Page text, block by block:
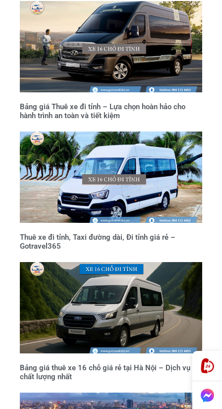
Bảng giá Thuê xe đi tỉnh – Lựa chọn hoàn hảo cho
hành trình an toàn và tiết kiệm
Thuê xe đi tỉnh, Taxi đường dài, Đi tỉnh giá rẻ –
Gotravel365
Bảng giá thuê xe 16 chỗ giá rẻ tại Hà Nội – Dịch vụ
chất lượng nhất